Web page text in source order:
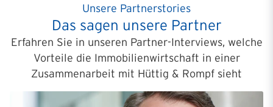
Unsere Partnerstories
Das sagen unsere Partner
Erfahren Sie in unseren Partner-Interviews, welche
Vorteile die Immobilienwirtschaft in einer
Zusammenarbeit mit Hüttig & Rompf sieht